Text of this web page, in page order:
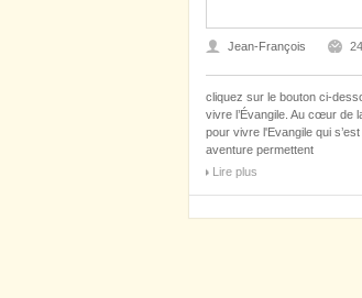
Jean-François
cliquez sur le bouton ci-
vivre l’Évangile. Au cœur de
pour vivre l'Evangile qui
aventure permettent
Lire plus